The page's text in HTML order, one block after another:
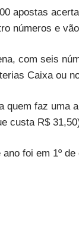
apostas
números e
com seis
Caixa ou
quem faz uma
custa R$
foi em 1º